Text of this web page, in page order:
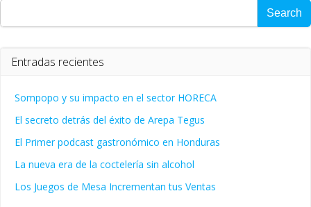
Search
Entradas recientes
Sompopo y su impacto en el sector HORECA
El secreto detrás del éxito de Arepa Tegus
El Primer podcast gastronómico en Honduras
La nueva era de la coctelería sin alcohol
Los Juegos de Mesa Incrementan tus Ventas